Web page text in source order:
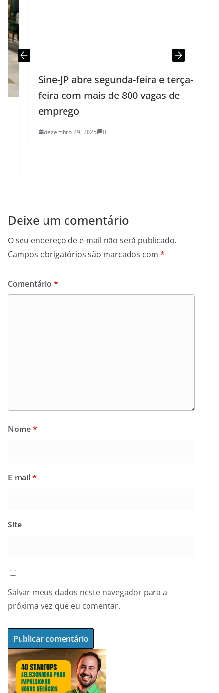
Sine-JP abre segunda-feira e terça-
feira com mais de 800 vagas de
emprego
dezembro 29, 2025 0
Deixe um comentário
O seu endereço de e-mail não será publicado.
Campos obrigatórios são marcados com *
Comentário *
Nome*
E-mail*
Site
Salvar meus dados neste navegador para a
próxima vez que eu comentar.